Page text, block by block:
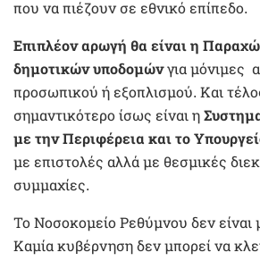
που να πιέζουν σε εθνικό επίπεδο.
Επιπλέον αρωγή θα είναι η
δημοτικών υποδομώνγια μόνιμες
προσωπικού ή εξοπλισμού. Και
σημαντικότερο ίσως είναι η
με την Περιφέρεια και το
με επιστολές αλλά με θεσμικές
συμμαχίες.
Το Νοσοκομείο Ρεθύμνου δεν είναι
Καμία κυβέρνηση δεν μπορεί να